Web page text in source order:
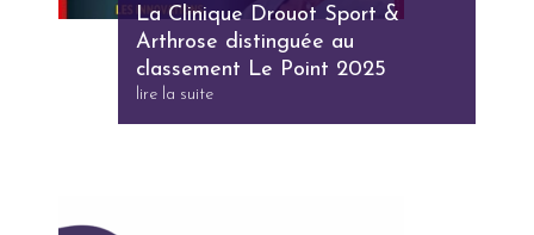
La Clinique Drouot Sport &
Arthrose distinguée au
classement Le Point 2025
lire la suite